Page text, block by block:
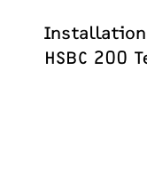
HSBC 200